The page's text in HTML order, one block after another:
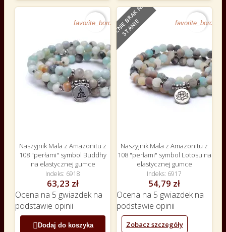
favorite_border
Naszyjnik Mala z Amazonitu z
108 "perłami" symbol Buddhy
na elastycznej gumce
Indeks 6918
63,23 zł
Ocena na 5 gwiazdek na
podstawie opinii
Dodaj do koszyka
O
B
E
C
N
I
E
B
R
A
K
N
A
S
T
A
N
I
E favorite_border
Naszyjnik Mala z Amazonitu z
108 "perłami" symbol Lotosu na
elastycznej gumce
Indeks 6917
54,79 zł
Ocena na 5 gwiazdek na
podstawie opinii
Zobacz szczegóły